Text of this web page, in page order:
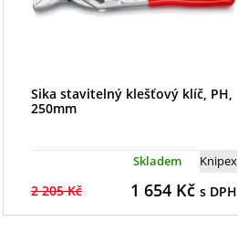
Sika stavitelný klešťový klíč, PH,
250mm
Knipex
Skladem
2 205 Kč 1 654Kč s DPH